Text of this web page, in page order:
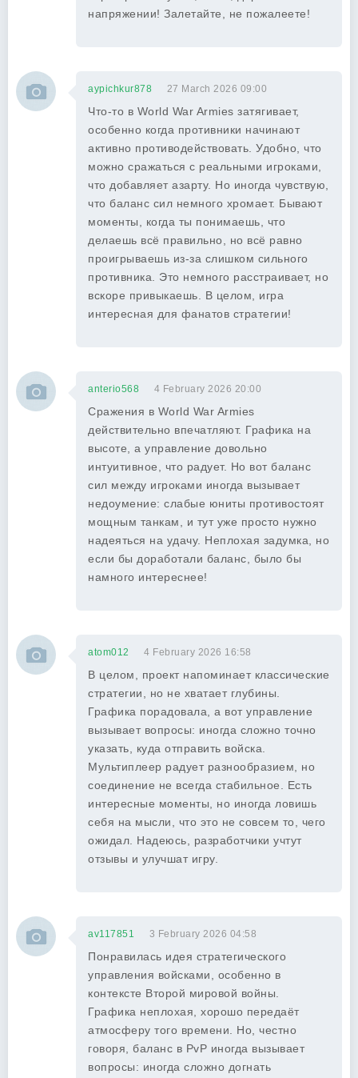
напряжении! Залетайте, не пожалеете!
aypichkur878 27 March 2026 09:00
Что-то в World War Armies затягивает,
особенно когда противники начинают
активно противодействовать. Удобно, что
можно сражаться с реальными игроками,
что добавляет азарту. Но иногда чувствую,
что баланс сил немного хромает. Бывают
моменты, когда ты понимаешь, что
делаешь всё правильно, но всё равно
проигрываешь из-за слишком сильного
противника. Это немного расстраивает, но
вскоре привыкаешь. В целом, игра
интересная для фанатов стратегии!
anterio568 4 February 2026 20:00
Сражения в World War Armies
действительно впечатляют. Графика на
высоте, а управление довольно
интуитивное, что радует. Но вот баланс
сил между игроками иногда вызывает
недоумение: слабые юниты противостоят
мощным танкам, и тут уже просто нужно
надеяться на удачу. Неплохая задумка, но
если бы доработали баланс, было бы
намного интереснее!
atom012 4 February 2026 16:58
В целом, проект напоминает классические
стратегии, но не хватает глубины.
Графика порадовала, а вот управление
вызывает вопросы: иногда сложно точно
указать, куда отправить войска.
Мультиплеер радует разнообразием, но
соединение не всегда стабильное. Есть
интересные моменты, но иногда ловишь
себя на мысли, что это не совсем то, чего
ожидал. Надеюсь, разработчики учтут
отзывы и улучшат игру.
av117851 3 February 2026 04:58
Понравилась идея стратегического
управления войсками, особенно в
контексте Второй мировой войны.
Графика неплохая, хорошо передаёт
атмосферу того времени. Но, честно
говоря, баланс в PvP иногда вызывает
вопросы: иногда сложно догнать